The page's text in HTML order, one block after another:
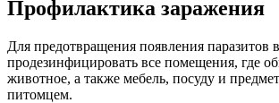
Профилактика заражения
Для предотвращения появления паразитов
продезинфицировать все помещения, где
животное, а также мебель, посуду и
питомцем.